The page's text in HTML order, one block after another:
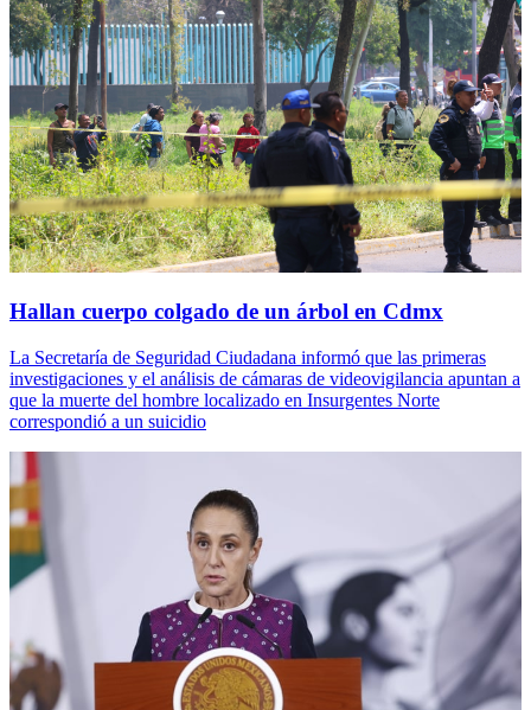
Hallan cuerpo colgado de un árbol en Cdmx
La Secretaría de Seguridad Ciudadana informó que las primeras
investigaciones y el análisis de cámaras de videovigilancia apuntan a
que la muerte del hombre localizado en Insurgentes Norte
correspondió a un suicidio